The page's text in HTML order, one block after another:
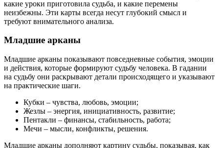
какие уроки приготовила судьба, и какие перемены
неизбежны. Эти карты всегда несут глубокий смысл и
требуют внимательного анализа.
Младшие арканы
Младшие арканы показывают повседневные события, эмоции
и действия, которые формируют судьбу человека. В гадании
на судьбу они раскрывают детали происходящего и указывают
на практические шаги.
Кубки – чувства, любовь, эмоции;
Жезлы – энергия, инициативность, развитие;
Пентакли – финансы, стабильность, работа;
Мечи – мысли, конфликты, решения.
Младшие арканы дополняют картину судьбы, показывая, как